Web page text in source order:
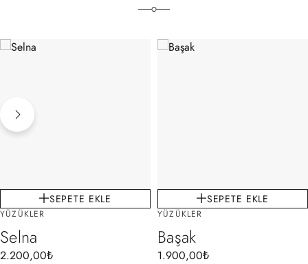
SEPETE EKLE
YÜZÜKLER
Selna
2.200,00₺
SEPETE EKLE
YÜZÜKLER
Başak
1.900,00₺